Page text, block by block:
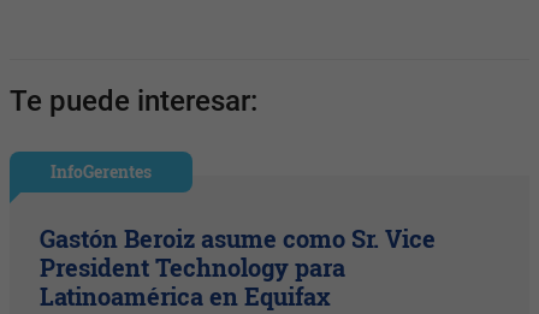
Te puede interesar:
InfoGerentes
Gastón Beroiz asume como Sr. Vice
President Technology para
Latinoamérica en Equifax